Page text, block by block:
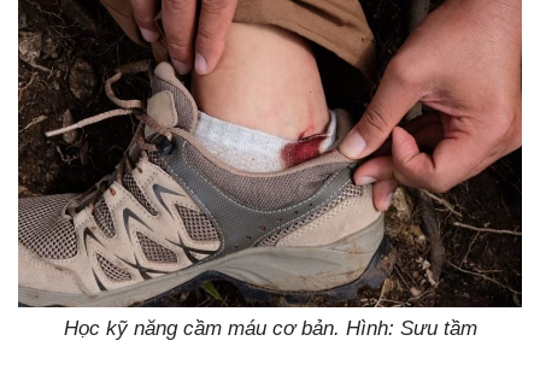
Học kỹ năng cầm máu cơ bản. Hình: Sưu tầm